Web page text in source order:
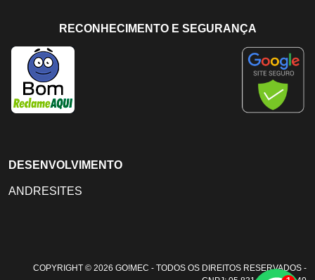
RECONHECIMENTO E SEGURANÇA
DESENVOLVIMENTO
ANDRESITES
COPYRIGHT © 2026 GO!MEC - TODOS OS DIREITOS RESERVADOS -